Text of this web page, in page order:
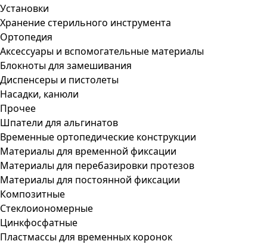
Установки
Хранение стерильного инструмента
Ортопедия
Аксессуары и вспомогательные материалы
Блокноты для замешивания
Диспенсеры и пистолеты
Насадки, канюли
Прочее
Шпатели для альгинатов
Временные ортопедические конструкции
Материалы для временной фиксации
Материалы для перебазировки протезов
Материалы для постоянной фиксации
Композитные
Стеклоиономерные
Цинкфосфатные
Пластмассы для временных коронок